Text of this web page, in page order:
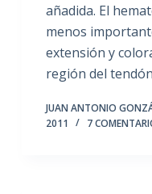
añadida. El
menos
extensión y
región del
JUAN ANTONIO
2011
7